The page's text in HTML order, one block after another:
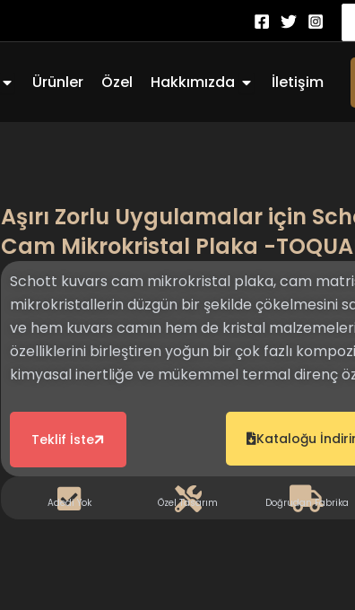
Açık Quartz Glass
Ürünler Özel Hakkımızda Açık About Us
İletişim
Aşırı Zorlu Uygulamalar için
Cam Mikrokristal Plaka -
Schott kuvars cam mikrokristal plaka, cam
mikrokristallerin düzgün bir şekilde çökelmesini
ve hem kuvars camın hem de kristal
özelliklerini birleştiren yoğun bir çok fazlı
kimyasal inertliğe ve mükemmel termal direnç
Teklif İste Kataloğu
Adedi Yok Özel Tasarım Doğrudan Fabrika